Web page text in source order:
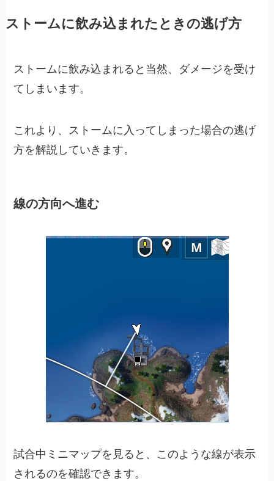
ストームに飲み込まれたときの逃げ方
ストームに飲み込まれると当然、ダメージを受け
てしまいます。
これより、ストームに入ってしまった場合の逃げ
方を解説していきます。
線の方向へ進む
試合中ミニマップを見ると、このような線が表示
されるのを確認できます。